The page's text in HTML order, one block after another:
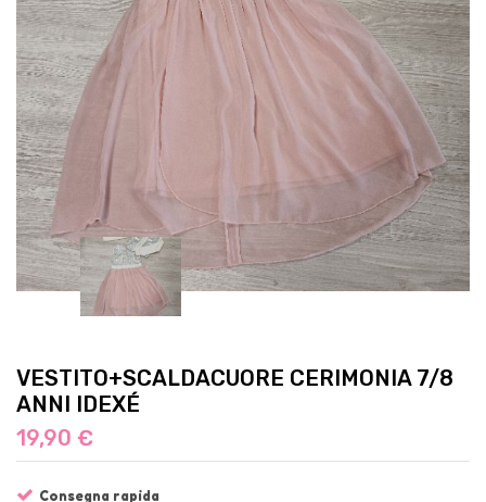
VESTITO+SCALDACUORE CERIMONIA 7/8
ANNI IDEXÉ
19,90 €
Consegna rapida